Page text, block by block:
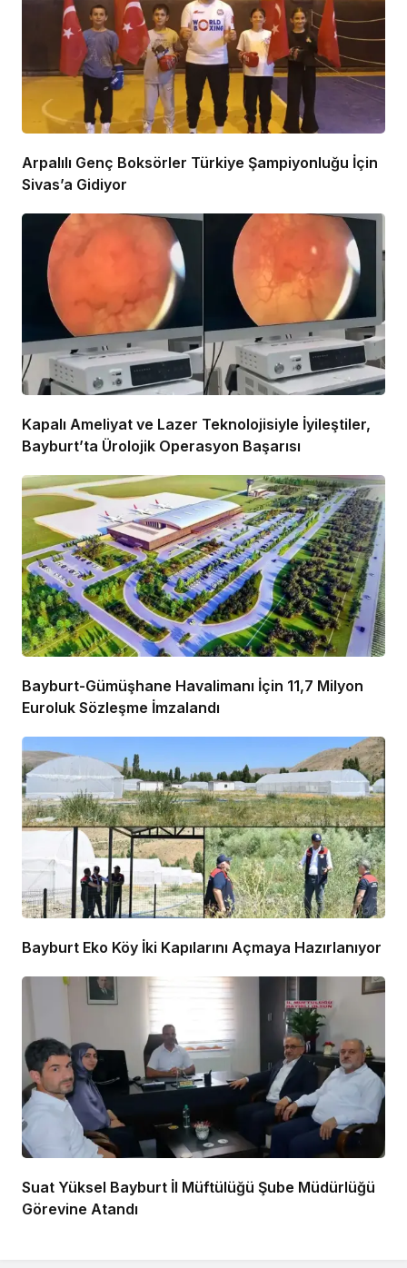
Arpalılı Genç Boksörler Türkiye Şampiyonluğu İçin
Sivas’a Gidiyor
Kapalı Ameliyat ve Lazer Teknolojisiyle İyileştiler,
Bayburt’ta Ürolojik Operasyon Başarısı
Bayburt-Gümüşhane Havalimanı İçin 11,7 Milyon
Euroluk Sözleşme İmzalandı
Bayburt Eko Köy İki Kapılarını Açmaya Hazırlanıyor
Suat Yüksel Bayburt İl Müftülüğü Şube Müdürlüğü
Görevine Atandı